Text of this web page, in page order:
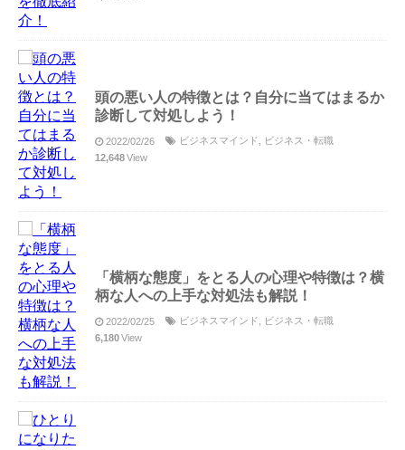
頭の悪い人の特徴とは？自分に当てはまるか
診断して対処しよう！
2022/02/26 ビジネスマインド
ビジネス・転職
12,648View
「横柄な態度」をとる人の心理や特徴は？横
柄な人への上手な対処法も解説！
2022/02/25 ビジネスマインド
ビジネス・転職
6,180View